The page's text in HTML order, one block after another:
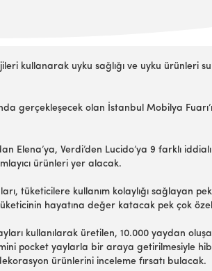
kullanarak uyku sağlığı ve uyku ürünleri
gerçekleşecek olan İstanbul Mobilya
Elena’ya, Verdi’den Lucido’ya 9 farklı
ürünleri yer alacak.
tüketicilere kullanım kolaylığı sağlayan
hayatına değer katacak pek çok
kullanılarak üretilen, 10.000 yaydan
pocket yaylarla bir araya getirilmesiyle
ürünlerini inceleme fırsatı bulacak.